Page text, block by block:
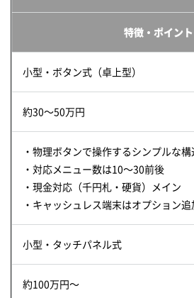
特徴・ポイント
小型・ボタン式（卓上型）
約30～50万円
・物理ボタンで操作するシンプルな構
・対応メニュー数は10～30前後
・現金対応（千円札・硬貨）メイン
・キャッシュレス端末はオプション
小型・タッチパネル式
約100万円～